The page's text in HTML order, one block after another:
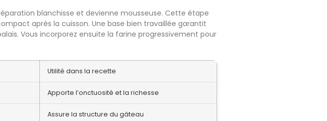
blanchisse et devienne mousseuse. Cette étape
après la cuisson. Une base bien travaillée garantit
Vous incorporez ensuite la farine progressivement pour
Utilité dans la recette
Apporte l’onctuosité et la richesse
Assure la structure du gâteau